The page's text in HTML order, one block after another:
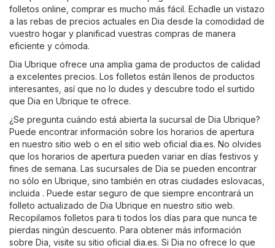
folletos online, comprar es mucho más fácil. Echadle un vistazo
a las rebas de precios actuales en Dia desde la comodidad de
vuestro hogar y planificad vuestras compras de manera
eficiente y cómoda.
Dia Ubrique ofrece una amplia gama de productos de calidad
a excelentes precios. Los folletos están llenos de productos
interesantes, así que no lo dudes y descubre todo el surtido
que Dia en Ubrique te ofrece.
¿Se pregunta cuándo está abierta la sucursal de Dia Ubrique?
Puede encontrar información sobre los horarios de apertura
en nuestro sitio web o en el sitio web oficial dia.es. No olvides
que los horarios de apertura pueden variar en días festivos y
fines de semana. Las sucursales de Dia se pueden encontrar
no sólo en Ubrique, sino también en otras ciudades eslovacas,
incluida . Puede estar seguro de que siempre encontrará un
folleto actualizado de Dia Ubrique en nuestro sitio web.
Recopilamos folletos para ti todos los días para que nunca te
pierdas ningún descuento. Para obtener más información
sobre Dia, visite su sitio oficial dia.es. Si Dia no ofrece lo que